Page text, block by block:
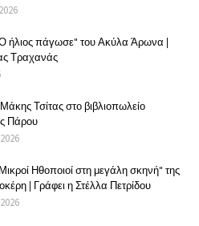
"Ο ήλιος πάγωσε" του Ακύλα Άρωνα |
Τραχανάς
Τσίτας στο βιβλιοπωλείο
Πάρου
Ηθοποιοί στη μεγάλη σκηνή" της
| Γράφει η Στέλλα Πετρίδου